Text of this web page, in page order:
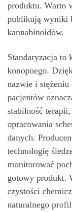
produktu. Warto
publikują wyniki
kannabinoidów.
Standaryzacja
konopnego.
nazwie i
pacjentów
stabilność
opracowania
danych.
technologię
monitorować
gotowy produkt.
czystości
naturalnego